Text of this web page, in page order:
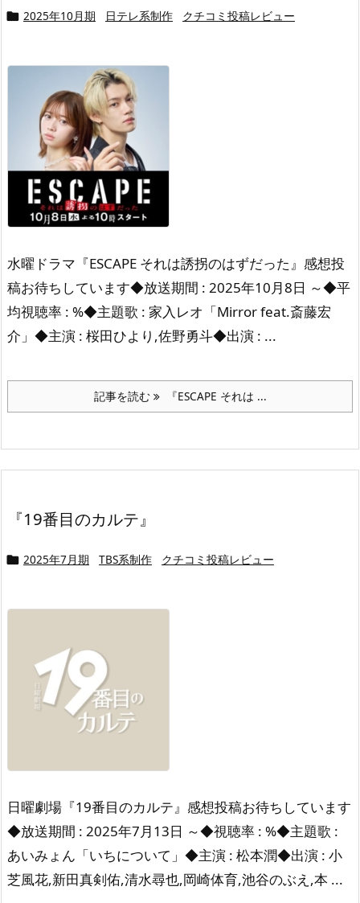
 2025年10月期 日テレ系制作 クチコミ投稿レビュー
水曜ドラマ『ESCAPE それは誘拐のはずだった』感想投
稿お待ちしています◆放送期間 : 2025年10月8日 ～◆平
均視聴率 : %◆主題歌 : 家入レオ「Mirror feat.斎藤宏
介」◆主演 : 桜田ひより,佐野勇斗◆出演 : ...
記事を読む 『ESCAPE それは ...
『19番目のカルテ』
 2025年7月期 TBS系制作 クチコミ投稿レビュー
日曜劇場『19番目のカルテ』感想投稿お待ちしています
◆放送期間 : 2025年7月13日 ～◆視聴率 : %◆主題歌 :
あいみょん「いちについて」◆主演 : 松本潤◆出演 : 小
芝風花,新田真剣佑,清水尋也,岡崎体育,池谷のぶえ,本 ...